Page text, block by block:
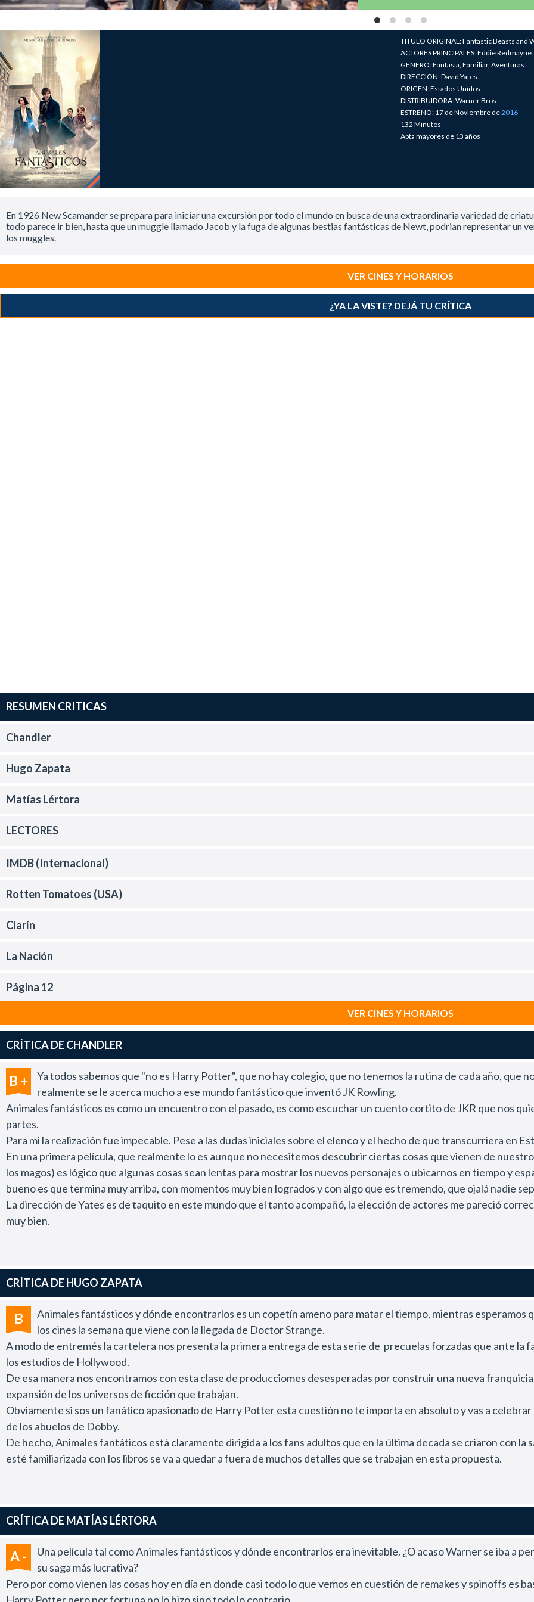
TITULO ORIGINAL: Fantastic Beasts and
ACTORES PRINCIPALES: Eddie Redmayne.
GENERO: Fantasía, Familiar, Aventuras.
DIRECCION: David Yates.
ORIGEN: Estados Unidos.
DISTRIBUIDORA: Warner Bros
ESTRENO: 17 de Noviembre de2016
132 Minutos
Apta mayores de 13 años
En 1926 New Scamander se prepara para iniciar una excursión por todo el mundo en busca de una extraordinaria variedad de
todo parece ir bien, hasta que un muggle llamado Jacob y la fuga de algunas bestias fantásticas de Newt, podrian representar un
los muggles.
VER CINES Y HORARIOS
¿YA LA VISTE? DEJÁ TU CRÍTICA
RESUMEN CRITICAS
Chandler
Hugo Zapata
Matías Lértora
LECTORES
IMDB (Internacional)
Rotten Tomatoes (USA)
Clarín
La Nación
Página 12
VER CINES Y HORARIOS
CRÍTICA DE CHANDLER
B +
Ya todos sabemos que "no es Harry Potter", que no hay colegio, que no tenemos la rutina de cada año, que
realmente se le acerca mucho a ese mundo fantástico que inventó JK Rowling.
Animales fantásticos es como un encuentro con el pasado, es como escuchar un cuento cortito de JKR que nos
partes.
Para mi la realización fue impecable. Pese a las dudas iniciales sobre el elenco y el hecho de que transcurriera en
En una primera película, que realmente lo es aunque no necesitemos descubrir ciertas cosas que vienen de
los magos) es lógico que algunas cosas sean lentas para mostrar los nuevos personajes o ubicarnos en tiempo y
bueno es que termina muy arriba, con momentos muy bien logrados y con algo que es tremendo, que ojalá nadie
La dirección de Yates es de taquito en este mundo que el tanto acompañó, la elección de actores me pareció
muy bien.
CRÍTICA DE HUGO ZAPATA
B
Animales fantásticos y dónde encontrarlos es un copetín ameno para matar el tiempo, mientras esperamos
los cines la semana que viene con la llegada de Doctor Strange.
A modo de entremés la cartelera nos presenta la primera entrega de esta serie de precuelas forzadas que ante la
los estudios de Hollywood.
De esa manera nos encontramos con esta clase de producciomes desesperadas por construir una nueva
expansión de los universos de ficción que trabajan.
Obviamente si sos un fanático apasionado de Harry Potter esta cuestión no te importa en absoluto y vas a
de los abuelos de Dobby.
De hecho, Animales fantáticos está claramente dirigida a los fans adultos que en la última decada se criaron con
esté familiarizada con los libros se va a quedar a fuera de muchos detalles que se trabajan en esta propuesta.
Ahora bien, para los espectadores que no son fan de la saga el film ofrece un cuento decente de fantasia que
elogios exagerados de los fans y la prensa internacional.
La película tiene algunas virtudes que me merecen ser destacadas.
En principio la novedad más importante es que J.K.Rowling, como guionista de este proyecto revirtió una de las
Algo que siempre detesté de esta historia es que tanto los magos como los elementos fantásticos fueron
sí misma.
CRÍTICA DE MATÍAS LÉRTORA
A -
Una película tal como Animales fantásticos y dónde encontrarlos era inevitable. ¿O acaso Warner se iba a
su saga más lucrativa?
Pero por como vienen las cosas hoy en día en donde casi todo lo que vemos en cuestión de remakes y spinoffs es